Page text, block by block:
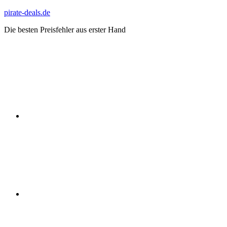
Zum
springen
pirate-deals.de
Die besten Preisfehler aus erster Hand